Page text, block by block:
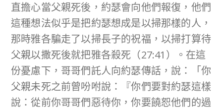
直擔心當父親死後，約瑟會向他們報復，他們
這種想法似乎是把約瑟想成是以掃那樣的人，
那時雅各騙走了以掃長子的祝福，以掃打算待
父親以撒死後就把雅各殺死（27:41）。在這
份憂慮下，哥哥們託人向約瑟傳話，說：「你
父親未死之前曾吩咐說：『你們要對約瑟這樣
說：從前你哥哥們惡待你，你要饒恕他們的過